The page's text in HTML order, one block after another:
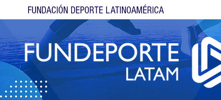
FUNDACIÓN DEPORTE LATINOAMÉRICA